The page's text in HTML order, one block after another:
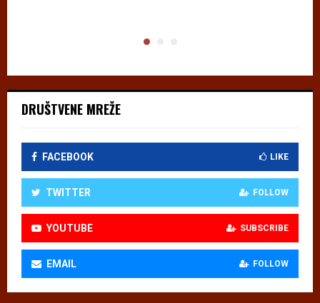
DRUŠTVENE MREŽE
FACEBOOK LIKE
TWITTER FOLLOW
YOUTUBE SUBSCRIBE
EMAIL FOLLOW